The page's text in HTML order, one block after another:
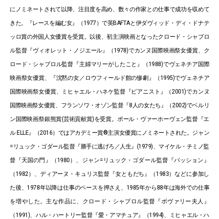
にノミネートされて以降、注目度を高め、数々の作家との仕事で成功を収めて
きた。『レースを編む女』（1977）で英BAFTAと伊ダヴィッド・ディ・ドナテ
ッロ賞の外国人女優賞を受賞。以後、初主演映画となったクロード・シャブロ
ル監督『ヴィオレット・ノジエール』（1978)でカンヌ国際映画祭女優賞、ク
ロード・シャブロル監督『主婦マリーがしたこと』（1988)でヴェネチア国際
映画祭女優賞、『沈黙の女／ロウフィールド館の惨劇』（1995)でヴェネチア
国際映画祭女優賞、ミヒャエル・ハネケ監督『ピアニスト』（2001)でカンヌ
国際映画祭女優賞、フランソワ・オゾン監督『8人の女たち』（2002)でベルリ
ン国際映画祭銀熊賞(芸術貢献賞)を受賞。ポール・ヴァーホーヴェン監督『エ
ル ELLE』（2016）ではアカデミー賞®主演女優賞にノミネートされた。ジャン
=リュック・ゴダール監督『勝手に逃げろ／人生』(1979)、マイケル・チミノ監
督『天国の門』（1980）、ジャン=リュック・ゴダール監督『パッション』
（1982）、ディアーヌ・キュリス監督『女ともだち』（1983）などに参加し
た後、1978年以降は仕事のペースを押さえ、1985年から88年は海外での仕事
を増やした。主な作品に、クロード・シャブロル監督『ボヴァリー夫人』
（1991)、ハル・ハートリー監督『愛・アマチュア』（1994)、ミヒャエル・ハ